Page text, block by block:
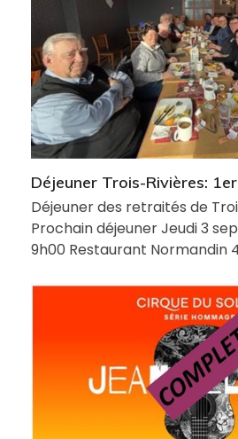
Déjeuner Trois-Rivières:
Déjeuner des retraités de
Prochain déjeuner Jeudi 3
9h00 Restaurant Normandin